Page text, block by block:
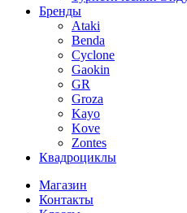
Бренды
Ataki
Benda
Cyclone
Gaokin
GR
Groza
Kayo
Kove
Zontes
Квадроциклы
Магазин
Контакты